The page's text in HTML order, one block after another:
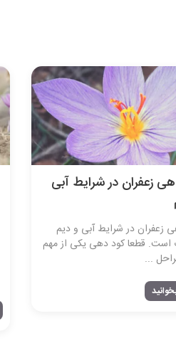
زعفران در شرایط آبی
زعفران در شرایط آبی و دیم
است. قطعا کود دهی یکی از مهم
...